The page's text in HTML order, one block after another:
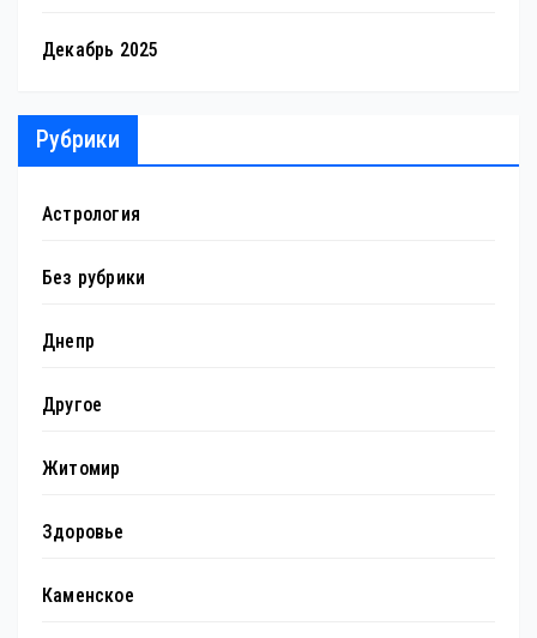
Декабрь 2025
Рубрики
Астрология
Без рубрики
Днепр
Другое
Житомир
Здоровье
Каменское